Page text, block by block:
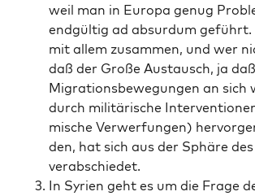
weil man in Euro­pa genug
end­gül­tig ad absur­dum geführt.
mit allem zusam­men, und wer
daß der Gro­ße Aus­tausch, ja
Migra­ti­ons­be­we­gun­gen an sich
durch mili­tä­ri­sche
mi­sche Ver­wer­fun­gen)
den, hat sich aus der Sphä­re
verabschiedet.
In Syri­en geht es um die Fra­ge